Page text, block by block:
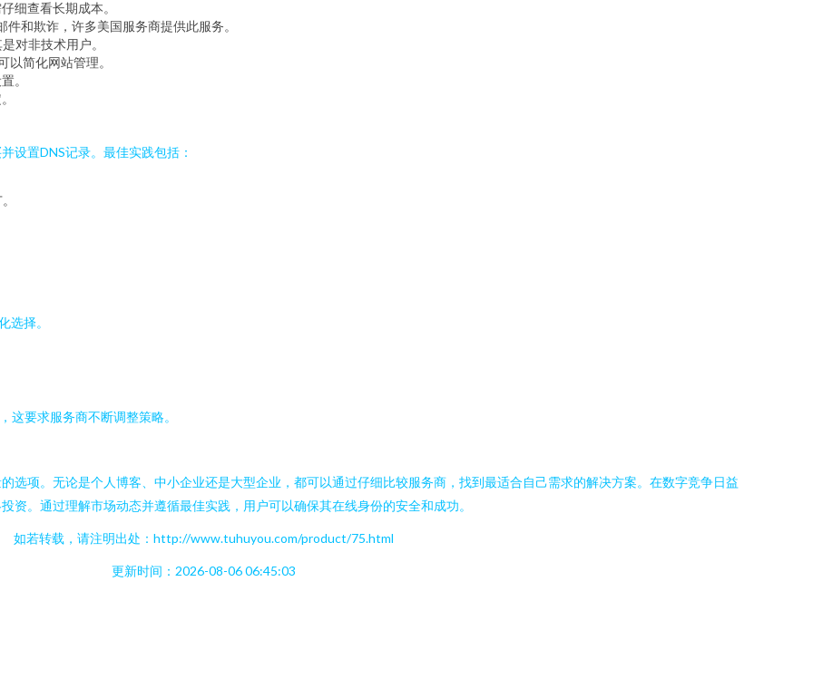
细查看长期成本。
和欺诈，许多美国服务商提供此服务。
对非技术用户。
以简化网站管理。
。
设置DNS记录。最佳实践包括：
选择。
这要求服务商不断调整策略。
选项。无论是个人博客、中小企业还是大型企业，都可以通过仔细比较服务商，找到最适合自己需求的解决方案。在数字竞争日益
资。通过理解市场动态并遵循最佳实践，用户可以确保其在线身份的安全和成功。
如若转载，请注明出处：http://www.tuhuyou.com/product/75.html
更新时间：2026-08-06 06:45:03